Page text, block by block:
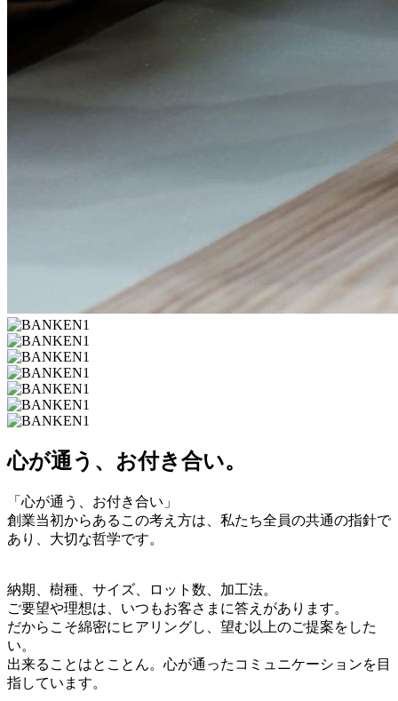
心が通う、お付き合い。
「心が通う、お付き合い」
創業当初からあるこの考え方は、私たち全員の共通の指針で
あり、大切な哲学です。
納期、樹種、サイズ、ロット数、加工法。
ご要望や理想は、いつもお客さまに答えがあります。
だからこそ綿密にヒアリングし、望む以上のご提案をした
い。
出来ることはとことん。心が通ったコミュニケーションを目
指しています。